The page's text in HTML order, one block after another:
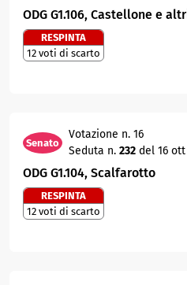
ODG G1.106, Castellone e
RESPINTA
12 voti di scarto
Senato
Votazione n. 16
Seduta n. 232 del 16 ott
ODG G1.104, Scalfarotto
RESPINTA
12 voti di scarto